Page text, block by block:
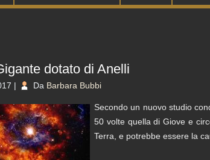
dotato di Anelli
| Da Barbara Bubbi
Secondo un nuovo studio
50 volte quella di Giove e
Terra, e potrebbe essere la